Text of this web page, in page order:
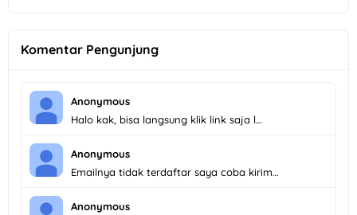
Komentar Pengunjung
Anonymous
Halo kak, bisa langsung klik link saja l…
Anonymous
Emailnya tidak terdaftar saya coba kirim…
Anonymous